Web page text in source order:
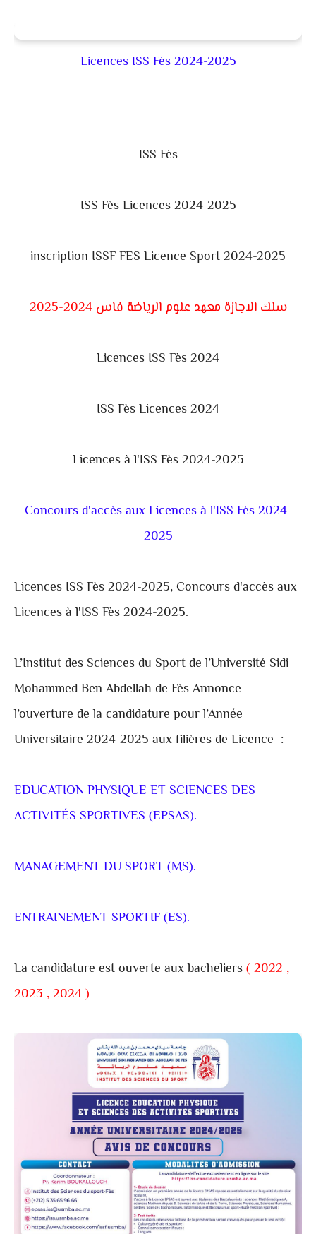
Licences ISS Fès 2024-2025
ISS Fès
ISS Fès Licences 2024-2025
inscription ISSF FES Licence Sport 2024-2025
سلك الاجازة معهد علوم الرياضة فاس 2024-2025
Licences ISS Fès 2024
ISS Fès Licences 2024
Licences à l'ISS Fès 2024-2025
Concours d'accès aux Licences à l'ISS Fès 2024-
2025
Licences ISS Fès 2024-2025, Concours d'accès aux
Licences à l'ISS Fès 2024-2025.
L’Institut des Sciences du Sport de l’Université Sidi
Mohammed Ben Abdellah de Fès Annonce
l’ouverture de la candidature pour l’Année
Universitaire 2024-2025 aux filières de Licence :
EDUCATION PHYSIQUE ET SCIENCES DES
ACTIVITÉS SPORTIVES (EPSAS).
MANAGEMENT DU SPORT (MS).
ENTRAINEMENT SPORTIF (ES).
La candidature est ouverte aux bacheliers( 2022 ,
2023 , 2024 )